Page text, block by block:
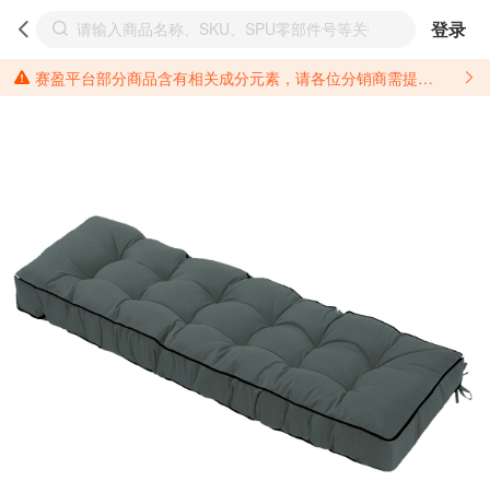
登录
赛盈平台部分商品含有相关成分元素，请各位分销商需提前了解产品材质情况，并针对其做好相关的风险把控，以免造成不必要的损失。 *美国加州65法案进一步规定了对于仅包含致癌物质，仅包含致生殖毒性物质，同时包含致癌物质和致生殖毒性物质，亦或是包含某一物质即为致癌物质又为致生殖毒性物质的产品的警示标语要求。 *新法案提供的警示标语修订并不是强制实施的，其只是避免昂贵诉讼的一种有效的方法。只要企业在保证其使用的另外的警示标语是“清晰和合理”并符合加州65法案要求的，那也是可以被接受的。*请充分了解第三方销售平台对商品上架规要求，并根据对应平台规则调整相关商品信息后进行上架，以免造成您不必要损失。 汽配产品上架注意事项： 不同第三方平台对于适配车型等信息的填写要求各有不同。例如：亚马逊明确禁止在产品标题、卖点和描述中直接使用适配车型的年份、品牌和型号信息；请您仔细研究并熟悉所销售平台关于汽配产品上架销售的具体规则，如果因上架的汽配产品信息填写不符合所销售平台要求，产生违规/侵权等问题所造成的损失需您自行承担。